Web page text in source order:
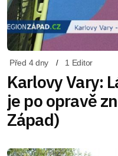
Před 4 dny 1 Editor
Karlovy Vary:
je po opravě
Západ)